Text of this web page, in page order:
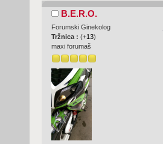
B.E.R.O.
Forumski Ginekolog
Tržnica : (+13)
maxi forumaš